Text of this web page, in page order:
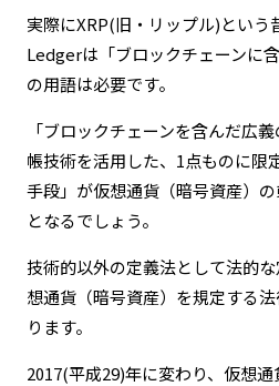
実際にXRP(旧・リップル)という
Ledgerは「ブロックチェーンに
の用語は必要です。
「ブロックチェーンを含んだ広
帳技術を活用した、1点ものに限
手段」が仮想通貨（暗号資産）
となるでしょう。
技術的以外の定義法として法的
想通貨（暗号資産）を規定する
ります。
2017(平成29)年に変わり、仮想